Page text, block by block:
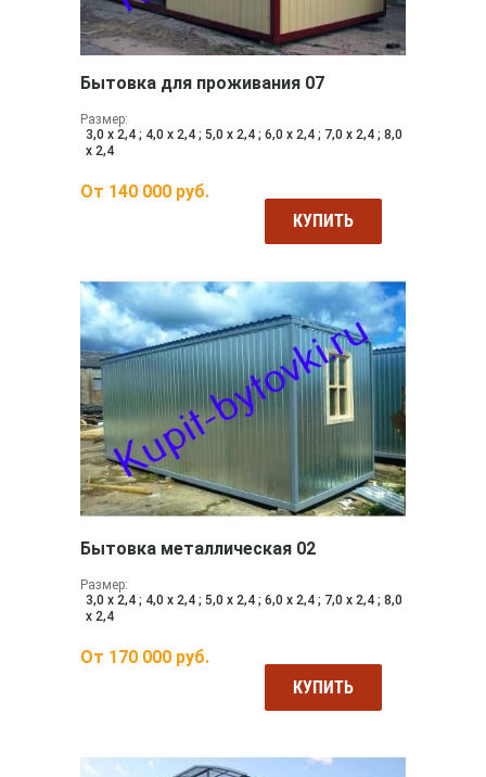
Бытовка для проживания 07
Размер:
3,0 х 2,4 ; 4,0 х 2,4 ; 5,0 х 2,4 ; 6,0 х 2,4 ; 7,0 х 2,4 ; 8,0
х 2,4
От 140 000 руб.
КУПИТЬ
Бытовка металлическая 02
Размер:
3,0 х 2,4 ; 4,0 х 2,4 ; 5,0 х 2,4 ; 6,0 х 2,4 ; 7,0 х 2,4 ; 8,0
х 2,4
От 170 000 руб.
КУПИТЬ